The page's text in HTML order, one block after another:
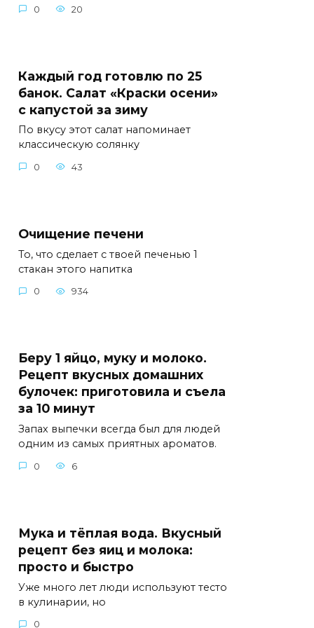
0 20
Каждый год готовлю по 25
банок. Салат «Краски осени»
с капустой за зиму
По вкусу этот салат напоминает
классическую солянку
0 43
Очищение печени
То, что сделает с твоей печенью 1
стакан этого напитка
0 934
Беру 1 яйцо, муку и молоко.
Рецепт вкусных домашних
булочек: приготовила и съела
за 10 минут
Запах выпечки всегда был для людей
одним из самых приятных ароматов.
0 6
Мука и тёплая вода. Вкусный
рецепт без яиц и молока:
просто и быстро
Уже много лет люди используют тесто
в кулинарии, но
0